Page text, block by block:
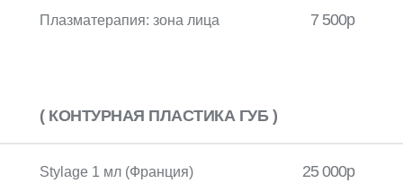
7 500р
Плазматерапия: зона лица
25 000р
Stylage 1 мл (Франция)
( КОНТУРНАЯ ПЛАСТИКА ГУБ )